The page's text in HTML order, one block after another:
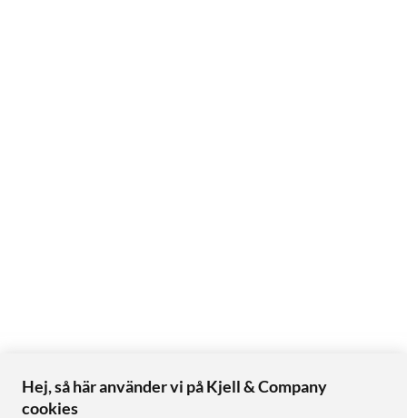
Hej, så här använder vi på Kjell & Company
cookies